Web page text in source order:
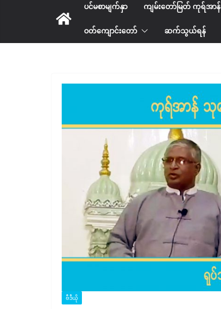
ပင်မစာမျက်နှာ ကျမ်းတော်မြတ် ကုရ်အာန်
ဝတ်ကျောင်းတော် ဆက်သွယ်ရန်
ဗီဒီယို